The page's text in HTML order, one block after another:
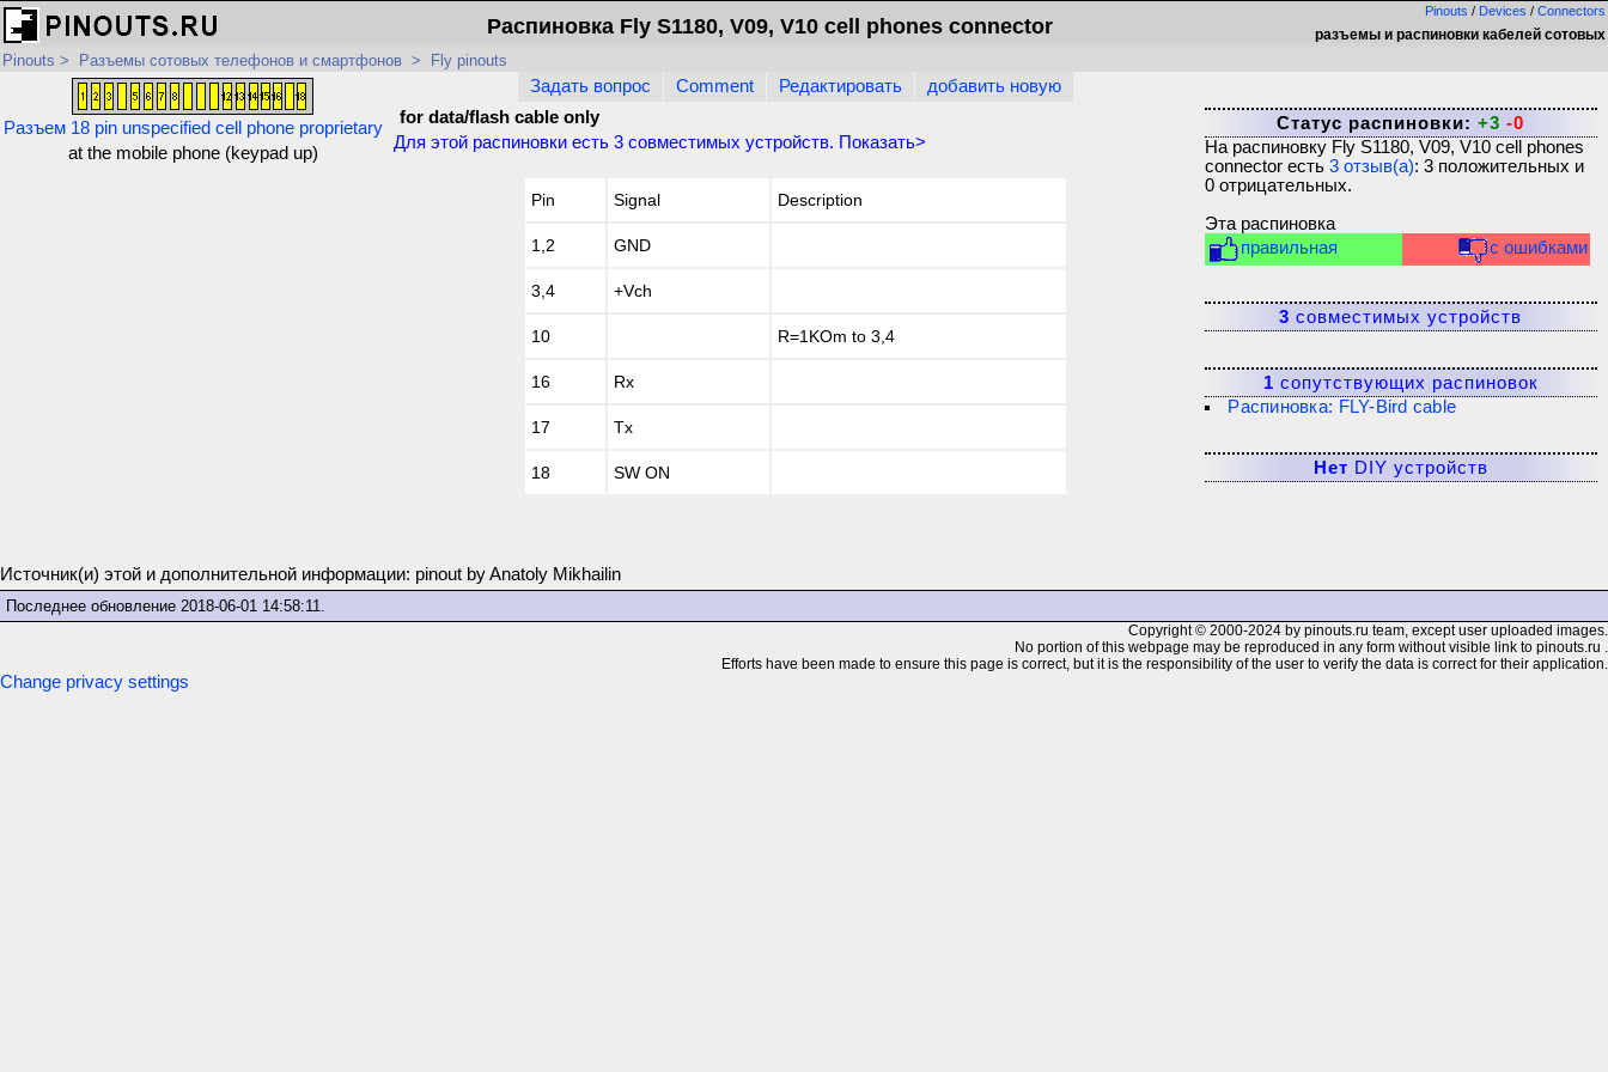
Pinouts / Devices / Connectors
разъемы и распиновки кабелей сотовых
Распиновка Fly S1180, V09, V10 cell phones connector
Pinouts > Разъемы сотовых телефонов и смартфонов > Fly pinouts
Разъем 18 pin unspecified cell phone proprietary
at the mobile phone (keypad up)
Задать вопрос Comment Редактировать
добавить новую
for data/flash cable only
Для этой распиновки есть 3совместимых устройств. Показать>
Pin Signal Description
1,2 GND
3,4 +Vch
10 R=1KOm to 3,4
16 Rx
17 Tx
18 SW ON
Статус распиновки:+3 -0
На распиновку Fly S1180, V09, V10 cell phones
connectorесть 3отзыв(а): 3положительных и
0отрицательных.
Эта распиновка
правильная
с ошибками
3 совместимых устройств
1 сопутствующих распиновок
Распиновка: FLY-Bird cable
Нет DIY устройств
Источник(и) этой и дополнительной информации: pinout by Anatoly Mikhailin
Последнее обновление 2018-06-01 14:58:11
Copyright © 2000-2024 by pinouts.ru team, except user uploaded images.
No portion of this webpage may be reproduced in any form without visible link to pinouts.ru .
Efforts have been made to ensure this page is correct, but it is the responsibility of the user to verify the data is correct for their application.
Change privacy settings